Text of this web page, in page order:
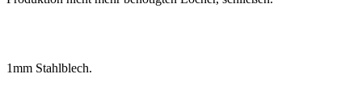
1mm Stahlblech.